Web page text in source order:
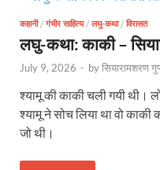
कहानी/ गंभीर साहित्य/ लघु-कथा/ विरासत
लघु-कथा: काकी –
July 9, 2026 - byसियारामशरण
श्यामू की काकी चली गयी थी।
श्यामू ने सोच लिया था वो
जो थी।